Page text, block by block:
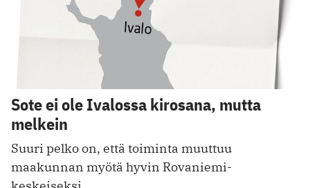
Sote ei ole Ivalossa kirosana, mutta
melkein
Suuri pelko on, että toiminta muuttuu
maakunnan myötä hyvin Rovaniemi-